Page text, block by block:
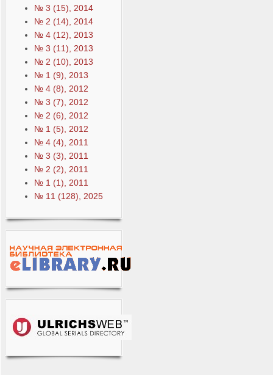
№ 3 (15), 2014
№ 2 (14), 2014
№ 4 (12), 2013
№ 3 (11), 2013
№ 2 (10), 2013
№ 1 (9), 2013
№ 4 (8), 2012
№ 3 (7), 2012
№ 2 (6), 2012
№ 1 (5), 2012
№ 4 (4), 2011
№ 3 (3), 2011
№ 2 (2), 2011
№ 1 (1), 2011
№ 11 (128), 2025